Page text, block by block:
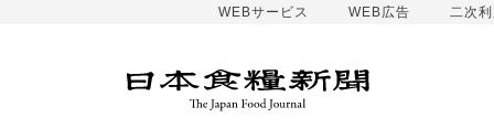
WEBサービス WEB広告 二次